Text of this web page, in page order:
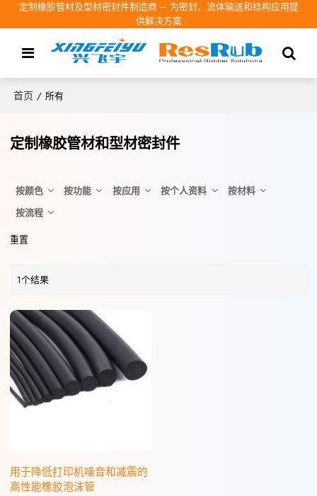
定制橡胶管材及型材密封件制造商 – 为密封、流体输送和结构应用提
供解决方案
首页 / 所有
定制橡胶管材和型材密封件
按颜色 按功能 按应用 按个人资料
按材料
按流程
重置
1个结果
用于降低打印机噪音和减震的
高性能橡胶泡沫管